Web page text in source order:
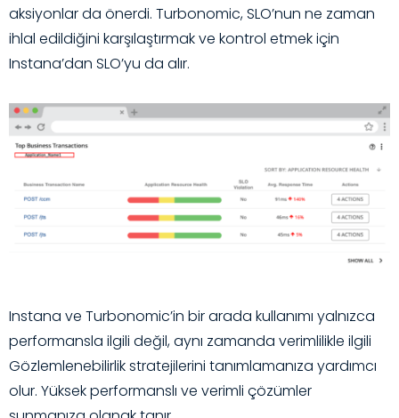
aksiyonlar da önerdi. Turbonomic, SLO’nun ne zaman
ihlal edildiğini karşılaştırmak ve kontrol etmek için
Instana’dan SLO’yu da alır.
Instana ve Turbonomic’in bir arada kullanımı yalnızca
performansla ilgili değil, aynı zamanda verimlilikle ilgili
Gözlemlenebilirlik stratejilerini tanımlamanıza yardımcı
olur. Yüksek performanslı ve verimli çözümler